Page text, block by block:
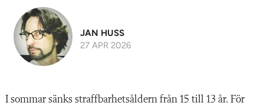
JAN HUSS
27 APR 2026
I sommar sänks straffbarhetsåldern från 15 till 13 år. För